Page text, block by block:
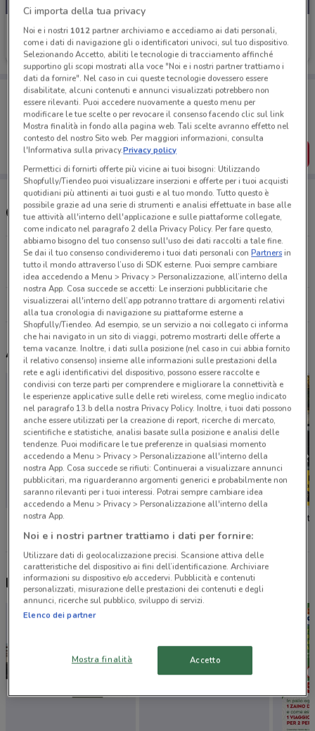
Wheelup
Scade lunedì
Porta DoveConviene sempre con te!
Puoi trovare le migliori offerte dei negozi vicino a te,
salvarle e creare la tua lista del risparmio, comodamente
dal tuo cellulare.
SCARICA L’APP
Concessionari Wheelup nelle vicinanze
Via Ferdinando Baldanzi, 21 Prato
21.2 km
CHIUSO
Tutti i negozi Wheelup
Altri volantini nelle vicinanze
Budget
Nuovi prodotti da provare
Ci importa della tua privacy
Noi e i nostri 1012partner archiviamo e accediamo ai dati personali,
come i dati di navigazione gli o identificatori univoci, sul tuo dispositivo.
Selezionando Accetto, abiliti le tecnologie di tracciamento affinché
supportino gli scopi mostrati alla voce "Noi e i nostri partner trattiamo i
dati da fornire". Nel caso in cui queste tecnologie dovessero essere
disabilitate, alcuni contenuti e annunci visualizzati potrebbero non
essere rilevanti. Puoi accedere nuovamente a questo menu per
modificare le tue scelte o per revocare il consenso facendo clic sul link
Mostra finalità in fondo alla pagina web. Tali scelte avranno effetto nel
contesto del nostro Sito web. Per maggiori informazioni, consulta
l'Informativa sulla privacy.Privacy policy
Permettici di fornirti offerte più vicine ai tuoi bisogni: Utilizzando
Shopfully/Tiendeo puoi visualizzare inserzioni e offerte per i tuoi acquisti
quotidiani più attinenti ai tuoi gusti e al tuo mondo. Tutto questo è
possibile grazie ad una serie di strumenti e analisi effettuate in base alle
tue attività all'interno dell'applicazione e sulle piattaforme collegate,
come indicato nel paragrafo 2 della Privacy Policy. Per fare questo,
abbiamo bisogno del tuo consenso sull'uso dei dati raccolti a tale fine.
Se dai il tuo consenso condivideremo i tuoi dati personali conPartnersin
tutto il mondo attraverso l’uso di SDK esterne. Puoi sempre cambiare
idea accedendo a Menu > Privacy > Personalizzazione, all’interno della
nostra App. Cosa succede se accetti: Le inserzioni pubblicitarie che
visualizzerai all'interno dell’app potranno trattare di argomenti relativi
alla tua cronologia di navigazione su piattaforme esterne a
Shopfully/Tiendeo. Ad esempio, se un servizio a noi collegato ci informa
che hai navigato in un sito di viaggi, potremo mostrarti delle offerte a
tema vacanze. Inoltre, i dati sulla posizione (nel caso in cui abbia fornito
il relativo consenso) insieme alle informazioni sulle prestazioni della
rete e agli identificativi del dispositivo, possono essere raccolte e
condivisi con terze parti per comprendere e migliorare la connettività e
le esperienze applicative sulle delle reti wireless, come meglio indicato
nel paragrafo 13.b della nostra Privacy Policy. Inoltre, i tuoi dati possono
anche essere utilizzati per la creazione di report, ricerche di mercato,
scientifiche e statistiche, analisi basate sulla posizione e analisi delle
tendenze. Puoi modificare le tue preferenze in qualsiasi momento
accedendo a Menu > Privacy > Personalizzazione all'interno della
nostra App. Cosa succede se rifiuti: Continuerai a visualizzare annunci
pubblicitari, ma riguarderanno argomenti generici e probabilmente non
saranno rilevanti per i tuoi interessi. Potrai sempre cambiare idea
accedendo a Menu > Privacy > Personalizzazione all'interno della
nostra App.
Noi e i nostri partner trattiamo i dati per fornire:
Utilizzare dati di geolocalizzazione precisi. Scansione attiva delle
caratteristiche del dispositivo ai fini dell’identificazione. Archiviare
informazioni su dispositivo e/o accedervi. Pubblicità e contenuti
personalizzati, misurazione delle prestazioni dei contenuti e degli
annunci, ricerche sul pubblico, sviluppo di servizi.
Elenco dei partner
Mostra finalità Accetto